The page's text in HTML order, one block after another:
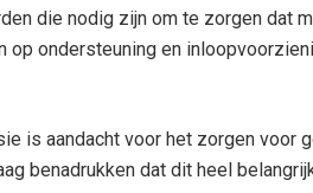
die nodig zijn om te zorgen dat
op ondersteuning en
is aandacht voor het zorgen voor
benadrukken dat dit heel